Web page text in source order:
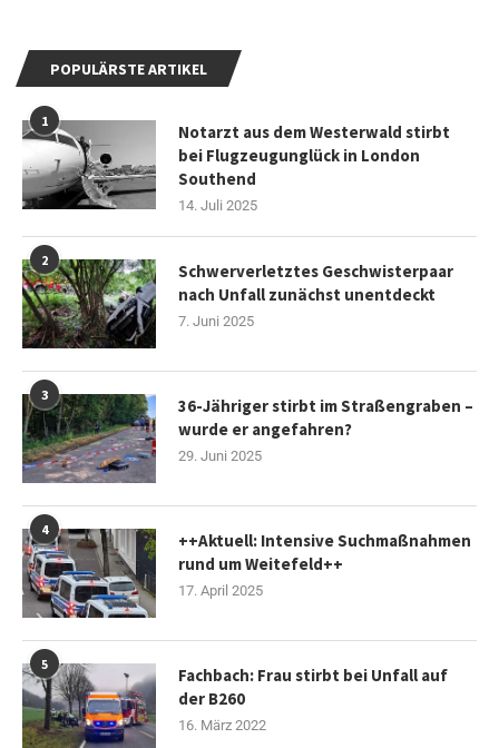
POPULÄRSTE ARTIKEL
1
Notarzt aus dem Westerwald stirbt
bei Flugzeugunglück in London
Southend
14. Juli 2025
2
Schwerverletztes Geschwisterpaar
nach Unfall zunächst unentdeckt
7. Juni 2025
3
36-Jähriger stirbt im Straßengraben –
wurde er angefahren?
29. Juni 2025
4
++Aktuell: Intensive Suchmaßnahmen
rund um Weitefeld++
17. April 2025
5
Fachbach: Frau stirbt bei Unfall auf
der B260
16. März 2022